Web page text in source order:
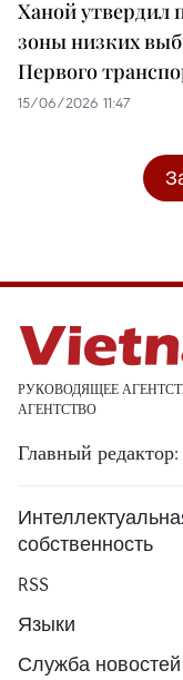
Ханой утвердил
зоны низких
Первого
15/06/2026 11:47
РУКОВОДЯЩЕЕ
АГЕНТСТВО
Главный
собственность
RSS
Языки
Служба новостей